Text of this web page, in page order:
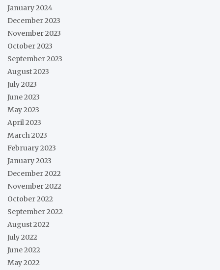
January 2024
December 2023
November 2023
October 2023
September 2023
August 2023
July 2023
June 2023
May 2023
April 2023
March 2023
February 2023
January 2023
December 2022
November 2022
October 2022
September 2022
August 2022
July 2022
June 2022
May 2022